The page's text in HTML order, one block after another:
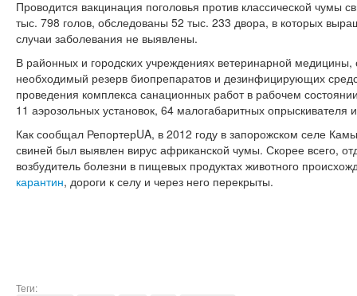
Проводится вакцинация поголовья против классической чумы
тыс. 798 голов, обследованы 52 тыс. 233 двора, в которых
случаи заболевания не выявлены.
В районных и городских учреждениях ветеринарной медицины,
необходимый резерв биопрепаратов и дезинфицирующих
проведения комплекса санационных работ в рабочем
11 аэрозольных установок, 64 малогабаритных
Как сообщал РепортерUA, в 2012 году в запорожском селе
свиней был выявлен вирус африканской чумы. Скорее всего,
возбудитель болезни в пищевых продуктах животного
карантин, дороги к селу и через него перекрыты.
Теги: